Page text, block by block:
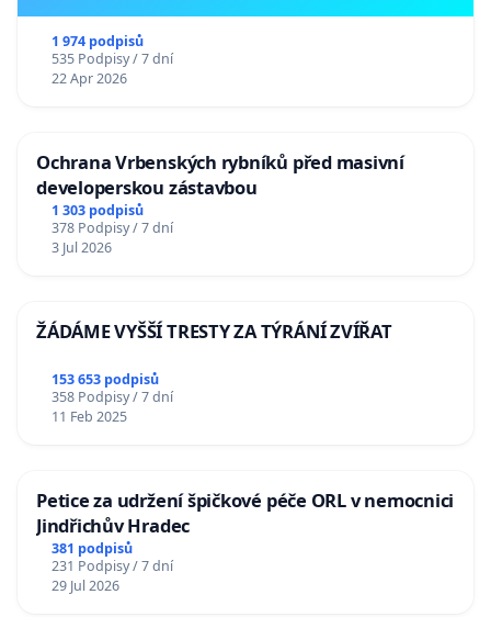
1 974 podpisů
535 Podpisy / 7 dní
22 Apr 2026
Ochrana Vrbenských rybníků před masivní
developerskou zástavbou
1 303 podpisů
378 Podpisy / 7 dní
3 Jul 2026
ŽÁDÁME VYŠŠÍ TRESTY ZA TÝRÁNÍ ZVÍŘAT
153 653 podpisů
358 Podpisy / 7 dní
11 Feb 2025
Petice za udržení špičkové péče ORL v nemocnici
Jindřichův Hradec
381 podpisů
231 Podpisy / 7 dní
29 Jul 2026